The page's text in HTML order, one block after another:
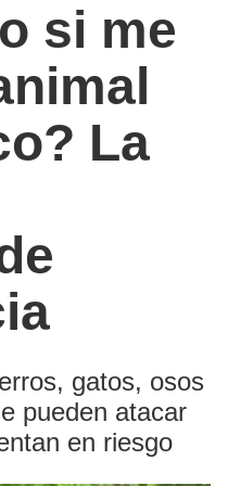
si me
La
gatos, osos
pueden atacar
en riesgo